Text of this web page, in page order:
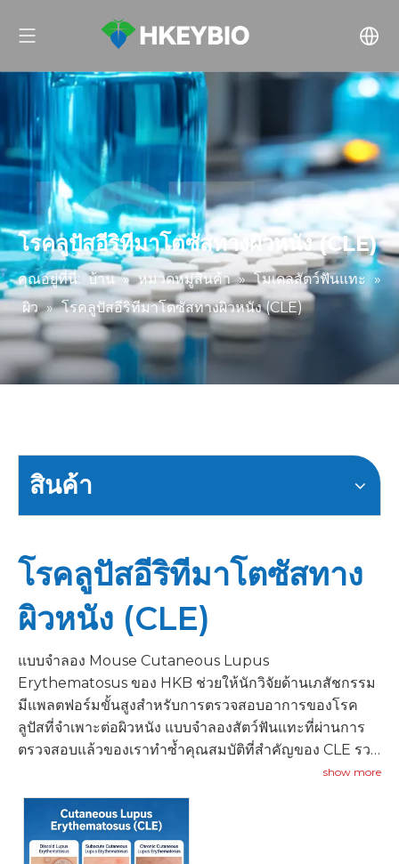
โรคลูปัสอีริทีมาโตซัสทางผิวหนัง (CLE)
คุณอยู่ที่นี่: บ้าน » หมวดหมู่สินค้า » โมเดลสัตว์ฟันแทะ »
ผิว » โรคลูปัสอีริทีมาโตซัสทางผิวหนัง (CLE)
สินค้า
โรคลูปัสอีริทีมาโตซัสทาง
ผิวหนัง (CLE)
แบบจำลอง Mouse Cutaneous Lupus
Erythematosus ของ HKB ช่วยให้นักวิจัยด้านเภสัชกรรม
มีแพลตฟอร์มขั้นสูงสำหรับการตรวจสอบอาการของโรค
ลูปัสที่จำเพาะต่อผิวหนัง แบบจำลองสัตว์ฟันแทะที่ผ่านการ
ตรวจสอบแล้วของเราทำซ้ำคุณสมบัติที่สำคัญของ CLE รวม
ถึงโรคผิวหนังส่วนต่อประสาน การสะสมของแอนติบอดีต่อ
ต้านนิวเคลียร์ และรอยโรคที่ผิวหนังที่ไวต่อแสง
show more